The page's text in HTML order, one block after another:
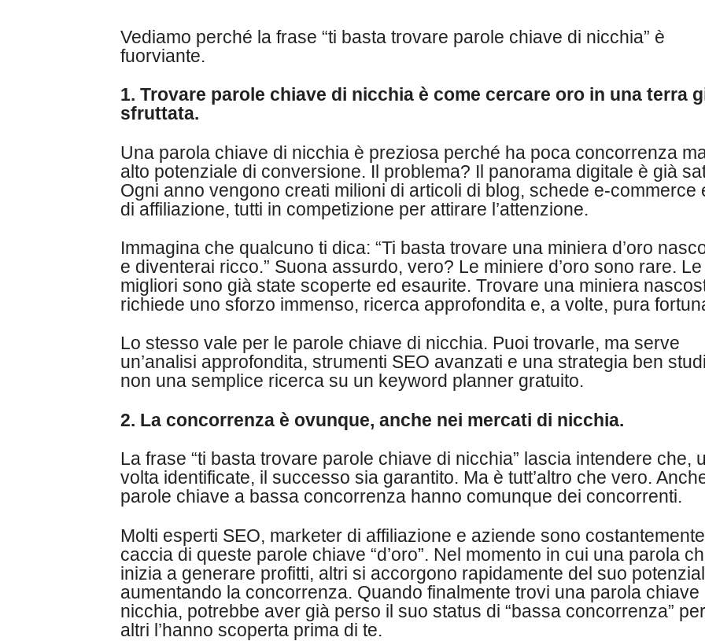
Vediamo perché la frase “ti basta trovare parole chiave di nicchia” è
fuorviante.
1. Trovare parole chiave di nicchia è come cercare oro in una terra
sfruttata.
Una parola chiave di nicchia è preziosa perché ha poca concorrenza
alto potenziale di conversione. Il problema? Il panorama digitale è già
Ogni anno vengono creati milioni di articoli di blog, schede e-commerce
di affiliazione, tutti in competizione per attirare l’attenzione.
Immagina che qualcuno ti dica: “Ti basta trovare una miniera d’oro
e diventerai ricco.” Suona assurdo, vero? Le miniere d’oro sono rare. Le
migliori sono già state scoperte ed esaurite. Trovare una miniera
richiede uno sforzo immenso, ricerca approfondita e, a volte, pura
Lo stesso vale per le parole chiave di nicchia. Puoi trovarle, ma serve
un’analisi approfondita, strumenti SEO avanzati e una strategia ben
non una semplice ricerca su un keyword planner gratuito.
2. La concorrenza è ovunque, anche nei mercati di nicchia.
La frase “ti basta trovare parole chiave di nicchia” lascia intendere che,
volta identificate, il successo sia garantito. Ma è tutt’altro che vero.
parole chiave a bassa concorrenza hanno comunque dei concorrenti.
Molti esperti SEO, marketer di affiliazione e aziende sono
caccia di queste parole chiave “d’oro”. Nel momento in cui una parola
inizia a generare profitti, altri si accorgono rapidamente del suo
aumentando la concorrenza. Quando finalmente trovi una parola chiave
nicchia, potrebbe aver già perso il suo status di “bassa concorrenza”
altri l’hanno scoperta prima di te.